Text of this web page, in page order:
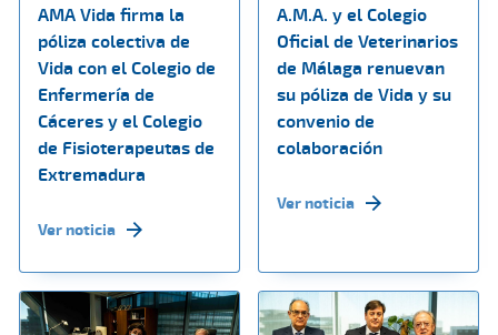
AMA Vida firma la
póliza colectiva de
Vida con el Colegio de
Enfermería de
Cáceres y el Colegio
de Fisioterapeutas de
Extremadura
Ver noticia
A.M.A. y el Colegio
Oficial de Veterinarios
de Málaga renuevan
su póliza de Vida y su
convenio de
colaboración
Ver noticia